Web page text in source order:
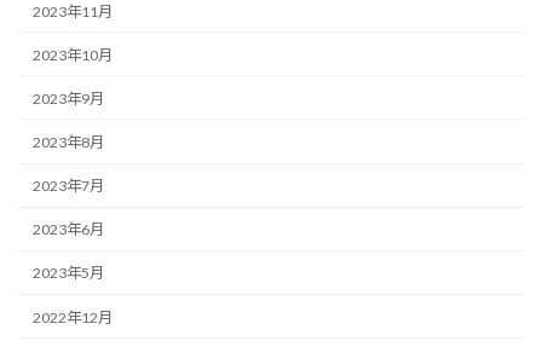
2023年11月
2023年10月
2023年9月
2023年8月
2023年7月
2023年6月
2023年5月
2022年12月